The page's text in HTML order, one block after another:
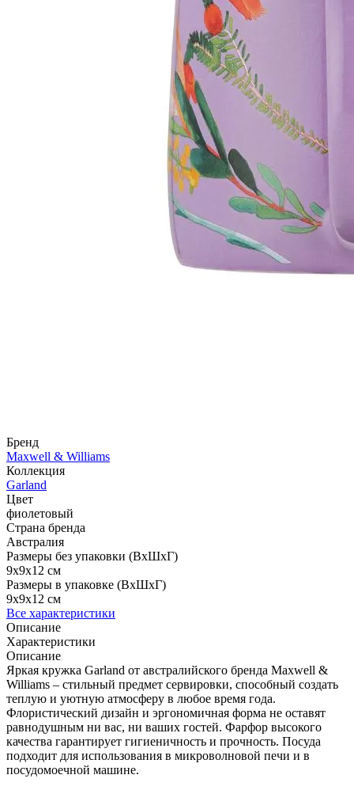
Бренд
Maxwell & Williams
Коллекция
Garland
Цвет
фиолетовый
Страна бренда
Австралия
Размеры без упаковки (ВхШхГ)
9x9x12 см
Размеры в упаковке (ВхШхГ)
9x9x12 см
Все характеристики
Описание
Характеристики
Описание
Яркая кружка Garland от австралийского бренда Maxwell &
Williams – стильный предмет сервировки, способный создать
теплую и уютную атмосферу в любое время года.
Флористический дизайн и эргономичная форма не оставят
равнодушным ни вас, ни ваших гостей. Фарфор высокого
качества гарантирует гигиеничность и прочность. Посуда
подходит для использования в микроволновой печи и в
посудомоечной машине.